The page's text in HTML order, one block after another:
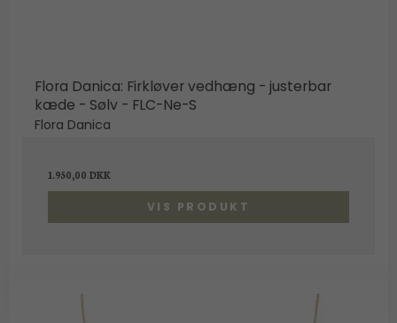
Flora Danica: Firkløver vedhæng - justerbar
kæde - Sølv - FLC-Ne-S
Flora Danica
1.950,00 DKK
VIS PRODUKT